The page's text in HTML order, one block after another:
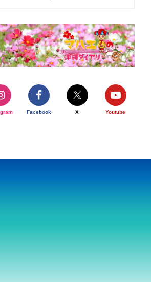
Facebook X Youtube